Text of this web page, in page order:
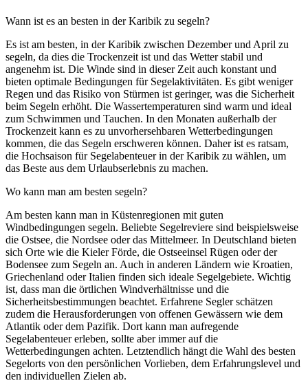
Wann ist es an besten in der Karibik zu segeln?
Es ist am besten, in der Karibik zwischen Dezember und April zu
segeln, da dies die Trockenzeit ist und das Wetter stabil und
angenehm ist. Die Winde sind in dieser Zeit auch konstant und
bieten optimale Bedingungen für Segelaktivitäten. Es gibt weniger
Regen und das Risiko von Stürmen ist geringer, was die Sicherheit
beim Segeln erhöht. Die Wassertemperaturen sind warm und ideal
zum Schwimmen und Tauchen. In den Monaten außerhalb der
Trockenzeit kann es zu unvorhersehbaren Wetterbedingungen
kommen, die das Segeln erschweren können. Daher ist es ratsam,
die Hochsaison für Segelabenteuer in der Karibik zu wählen, um
das Beste aus dem Urlaubserlebnis zu machen.
Wo kann man am besten segeln?
Am besten kann man in Küstenregionen mit guten
Windbedingungen segeln. Beliebte Segelreviere sind beispielsweise
die Ostsee, die Nordsee oder das Mittelmeer. In Deutschland bieten
sich Orte wie die Kieler Förde, die Ostseeinsel Rügen oder der
Bodensee zum Segeln an. Auch in anderen Ländern wie Kroatien,
Griechenland oder Italien finden sich ideale Segelgebiete. Wichtig
ist, dass man die örtlichen Windverhältnisse und die
Sicherheitsbestimmungen beachtet. Erfahrene Segler schätzen
zudem die Herausforderungen von offenen Gewässern wie dem
Atlantik oder dem Pazifik. Dort kann man aufregende
Segelabenteuer erleben, sollte aber immer auf die
Wetterbedingungen achten. Letztendlich hängt die Wahl des besten
Segelorts von den persönlichen Vorlieben, dem Erfahrungslevel und
den individuellen Zielen ab.